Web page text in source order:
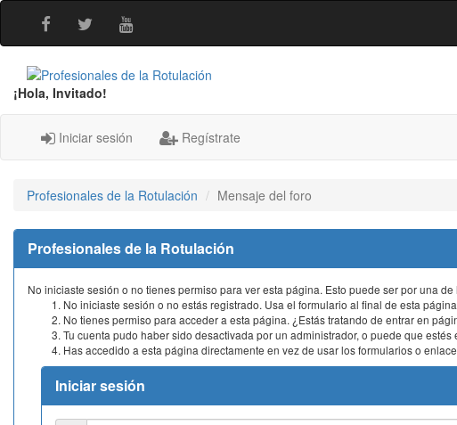
¡Hola, Invitado!
Iniciar sesión Regístrate
Profesionales de la Rotulación Mensaje del foro
Profesionales de la Rotulación
No iniciaste sesión o no tienes permiso para ver esta página. Esto puede ser por una
No iniciaste sesión o no estás registrado. Usa el formulario al final de esta
No tienes permiso para acceder a esta página. ¿Estás tratando de entrar en
Tu cuenta pudo haber sido desactivada por un administrador, o puede que estés
Has accedido a esta página directamente en vez de usar los formularios o
Iniciar sesión